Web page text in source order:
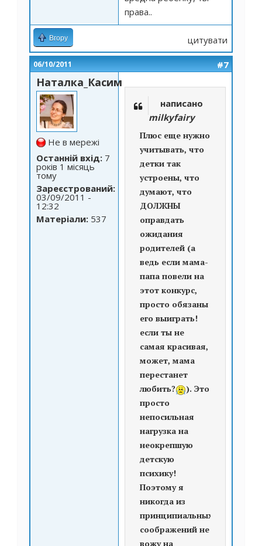
права..
Вгору цитувати
06/10/2011 #7
Наталка_Касим
Не в мережі
Останній вхід: 7
років 1 місяць
тому
Зареєстрований:
03/09/2011 -
12:32
Матеріали: 537
написано
milkyfairy
Плюс еще нужно
учитывать, что
детки так
устроены, что
думают, что
ДОЛЖНЫ
оправдать
ожидания
родителей (а
ведь если мама-
папа повели на
этот конкурс,
просто обязаны
его выиграть!
если ты не
самая красивая,
может, мама
перестанет
любить?
). Это
просто
непосильная
нагрузка на
неокрепшую
детскую
психику!
Поэтому я
никогда из
принципиальных
соображений не
вожу на